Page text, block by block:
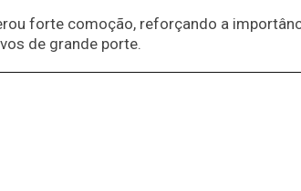
forte comoção, reforçando a
de grande porte.